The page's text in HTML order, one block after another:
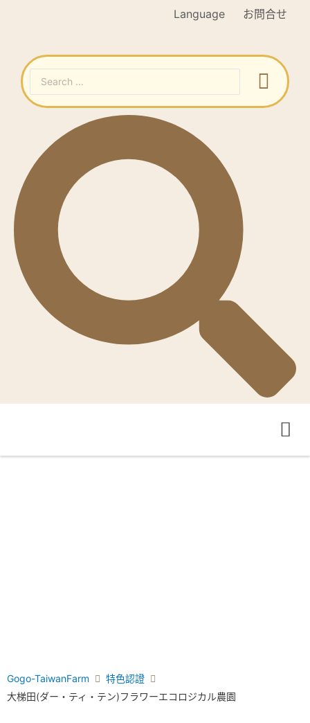
Language お問合せ
Gogo-TaiwanFarm
特色認證
大梯田(ダー・ティ・テン)フラワーエコロジカル農園